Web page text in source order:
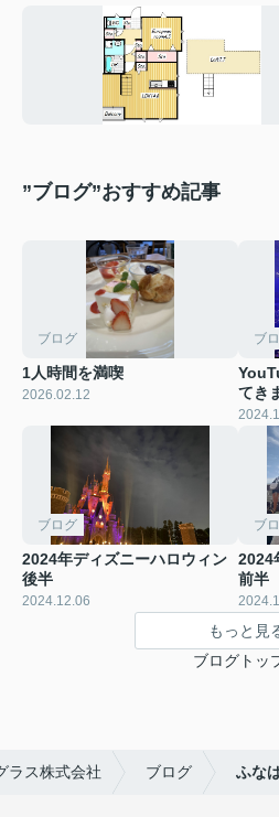
”ブログ”おすすめ記事
ブログ
1人時間を満喫
2026.02.12
ブ
てき
ブログ
2024年ディズニーハロウィン
後半
2024.12.06
ブ
2024
前半
もっと見
ブログトッ
ラス株式会社 ブログ ふな